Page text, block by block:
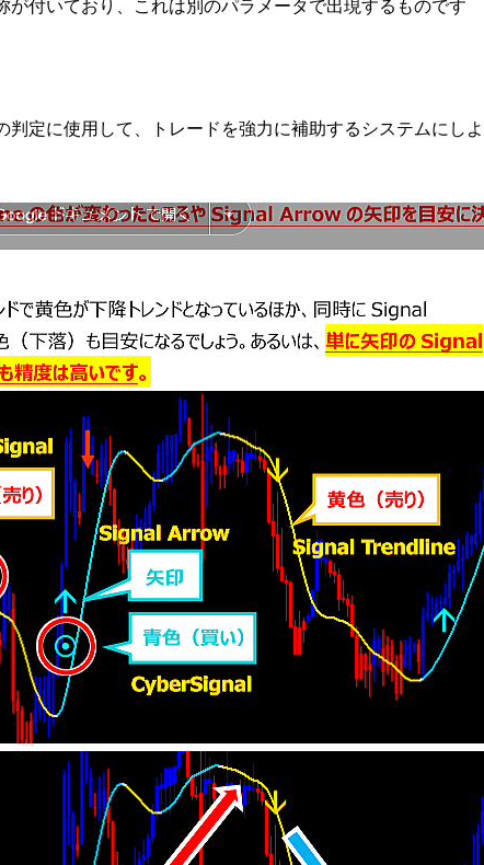
が付いており、これは別のパラメータで出現するものです
定に使用して、トレードを強力に補助するシステムにしよ